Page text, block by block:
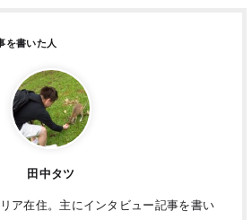
田中タツ
ア在住。主にインタビュー記事を書い